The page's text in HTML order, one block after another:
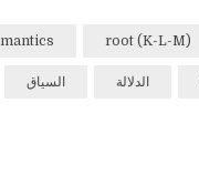
root (K-L-M)
الدلالة السياق